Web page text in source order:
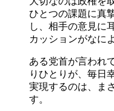
ひとつの課題に真
し、相手の意見に
カッションがなに
ある党首が言われ
りひとりが、毎日
実現するのは、ま
す。